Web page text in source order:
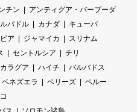
チン
アンティグア・バーブーダ
バドル カナダ
キューバ
ア ジャマイカ
スリナム
セントルシア
チリ
ラグア ハイチ
バルバドス
ベネズエラ ベリーズ
ペルー